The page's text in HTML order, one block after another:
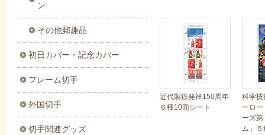
近代製鉄発祥150周年
６種10面シート
科学技
ーロ
ーズ
ム」５
ン
その他郵趣品
初日カバー・記念カバー
フレーム切手
外国切手
切手関連グッズ